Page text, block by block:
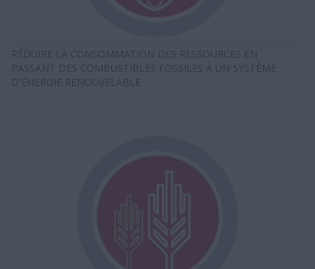
RÉDUIRE LA CONSOMMATION DES RESSOURCES EN
PASSANT DES COMBUSTIBLES FOSSILES À UN SYSTÈME
D'ÉNERGIE RENOUVELABLE​